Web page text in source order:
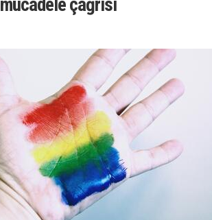
mücadele çağrısı